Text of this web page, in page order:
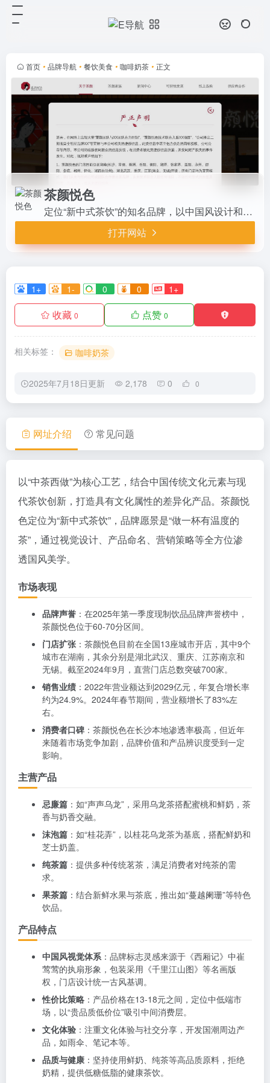
首页 • 品牌导航 • 餐饮美食 • 咖啡奶茶 • 正文
茶颜悦色
定位“新中式茶饮”的知名品牌，以中国风设计和高品质茶饮著称，凭借独特的文化体验和性价比策略吸引了大量消费者，但近年来面临市场竞争加剧的挑战。
打开网站
1+ 1- 0 0 1+
收藏 0 点赞 0
相关标签： 咖啡奶茶
2025年7月18日更新 2,178 0 0
特的文化体验和性价比策略吸引了大
量消费者，但近年来面临市场竞争加
剧的挑战。
网址介绍 常见问题
以“中茶西做”为核心工艺，结合中国传统文化元素与现
代茶饮创新，打造具有文化属性的差异化产品。茶颜悦
色定位为“新中式茶饮”，品牌愿景是“做一杯有温度的
茶”，通过视觉设计、产品命名、营销策略等全方位渗
透国风美学。
市场表现
品牌声誉 ：在2025年第一季度现制饮品品牌声誉榜中，
茶颜悦色位于60-70分区间。
门店扩张：茶颜悦色目前在全国13座城市开店，其中9个
城市在湖南，其余分别是湖北武汉、重庆、江苏南京和
无锡。截至2024年9月，直营门店总数突破700家。
销售业绩 ：2022年营业额达到2029亿元，年复合增长率
约为24.9%。2024年春节期间，营业额增长了83%左
右。
消费者口碑 ：茶颜悦色在长沙本地渗透率极高，但近年
来随着市场竞争加剧，品牌价值和产品辨识度受到一定
影响。
主营产品
忌廉篇 ：如“声声乌龙”，采用乌龙茶搭配蜜桃和鲜奶，茶
香与奶香交融。
沫泡篇 ：如“桂花弄”，以桂花乌龙茶为基底，搭配鲜奶和
芝士奶盖。
纯茶篇 ：提供多种传统茗茶，满足消费者对纯茶的需
求。
果茶篇 ：结合新鲜水果与茶底，推出如“蔓越阑珊”等特色
饮品。
产品特点
中国风视觉体系：品牌标志灵感来源于《西厢记》中崔
莺莺的执扇形象，包装采用《千里江山图》等名画版
权，门店设计统一古风基调。
性价比策略 ：产品价格在13-18元之间，定位中低端市
场，以“贵品质低价位”吸引中间消费层。
文化体验 ：注重文化体验与社交分享，开发国潮周边产
品，如雨伞、笔记本等。
品质与健康 ：坚持使用鲜奶、纯茶等高品质原料，拒绝
奶精，提供低糖低脂的健康茶饮。